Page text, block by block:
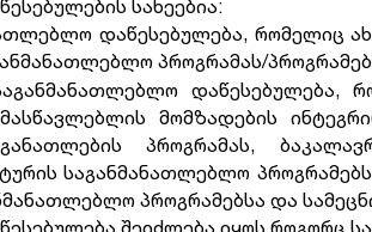
სახეებია:
დაწესებულება, რომელიც
პროგრამას/
დაწესებულება,
მომზადების
პროგრამას,
საგანმანათლებლო
პროგრამებსა და
შეიძლება იყოს როგორც